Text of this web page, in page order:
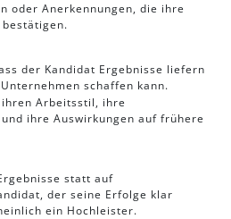
oder Anerkennungen, die ihre
der Kandidat Ergebnisse liefern
schaffen kann.
ihren Arbeitsstil, ihre
ihre Auswirkungen auf frühere
statt auf
der seine Erfolge klar
ein Hochleister.